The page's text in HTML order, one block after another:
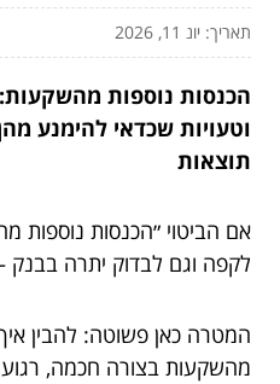
תאריך: יונ 11, 2026
הכנסות נוספות מהשקעות:
וטעויות שכדאי להימנע
תוצאות
אם הביטוי ״הכנסות
לקפה וגם לבדוק יתרה בבנק
המטרה כאן פשוטה: להבין
מהשקעות בצורה חכמה,